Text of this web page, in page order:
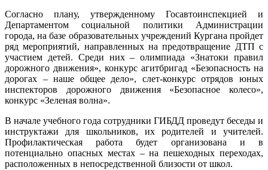
Согласно плану, утвержденному Госавтоинспекцией и
Департаментом социальной политики Администрации
города, на базе образовательных учреждений Кургана пройдет
ряд мероприятий, направленных на предотвращение ДТП с
участием детей. Среди них – олимпиада «Знатоки правил
дорожного движения», конкурс агитбригад «Безопасность на
дорогах – наше общее дело», слет-конкурс отрядов юных
инспекторов дорожного движения «Безопасное колесо»,
конкурс «Зеленая волна».
В начале учебного года сотрудники ГИБДД проведут беседы и
инструктажи для школьников, их родителей и учителей.
Профилактическая работа будет организована и в
потенциально опасных местах – на пешеходных переходах,
расположенных в непосредственной близости от школ.